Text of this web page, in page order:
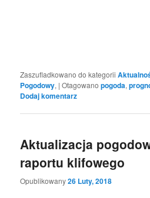
Zaszufladkowano do kategorii
Pogodowy, |Otagowano pogoda,
Dodaj komentarz
Aktualizacja
raportu klifowego
Opublikowany26 Luty, 2018